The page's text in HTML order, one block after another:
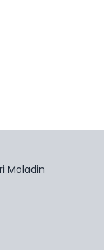
Moladin